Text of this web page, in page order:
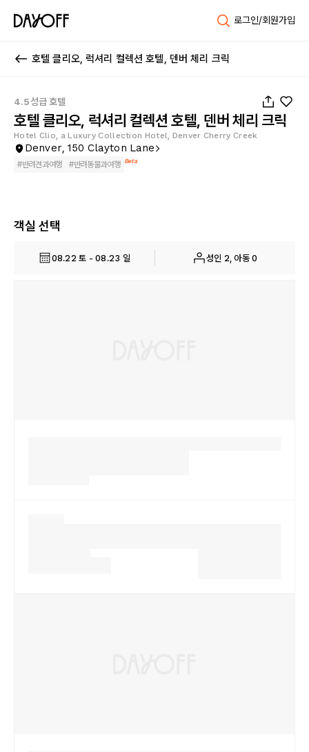
로그인/회원가입
호텔 클리오, 럭셔리 컬렉션 호텔, 덴버 체리 크릭
4.5성급 호텔
호텔 클리오, 럭셔리 컬렉션 호텔, 덴버 체리 크릭
Hotel Clio, a Luxury Collection Hotel, Denver Cherry Creek
Denver, 150 Clayton Lane
#반려견과여행 #반려동물과여행 Beta
객실 선택
08.22 토 - 08.23 일 성인 2, 아동 0